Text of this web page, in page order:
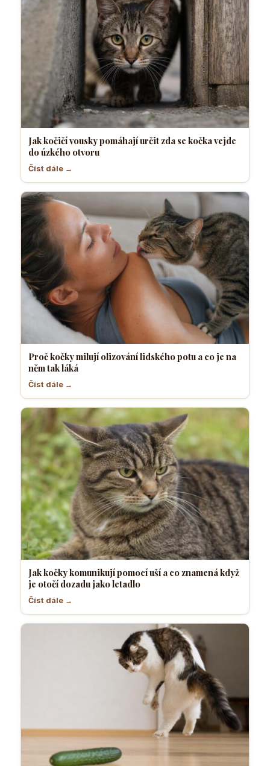
Jak kočičí vousky pomáhají určit zda se kočka vejde
do úzkého otvoru
Číst dále →
Proč kočky milují olizování lidského potu a co je na
něm tak láká
Číst dále →
Jak kočky komunikují pomocí uší a co znamená když
je otočí dozadu jako letadlo
Číst dále →